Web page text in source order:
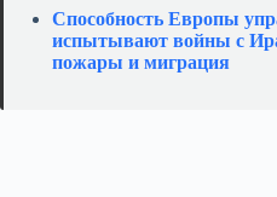
Способность Европы
испытывают войны с
пожары и миграция